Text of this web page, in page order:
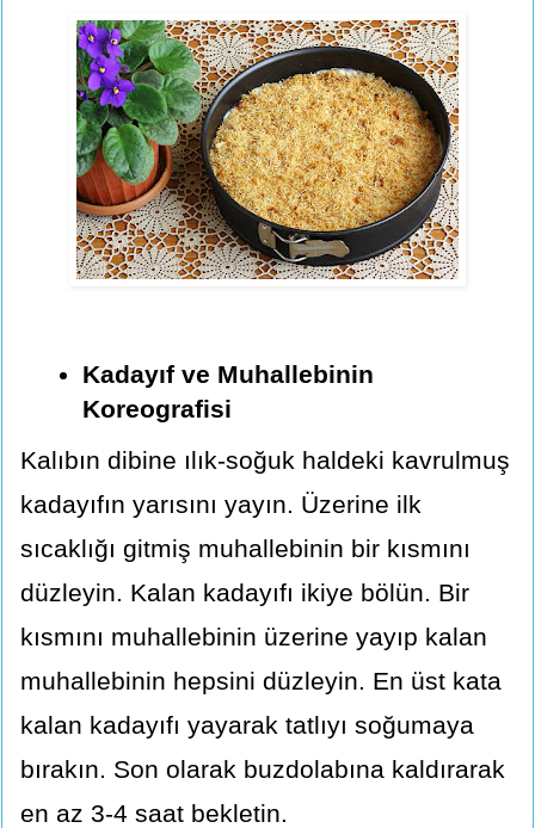
Kadayıf ve Muhallebinin
Koreografisi
Kalıbın dibine ılık-soğuk haldeki kavrulmuş
kadayıfın yarısını yayın. Üzerine ilk
sıcaklığı gitmiş muhallebinin bir kısmını
düzleyin. Kalan kadayıfı ikiye bölün. Bir
kısmını muhallebinin üzerine yayıp kalan
muhallebinin hepsini düzleyin. En üst kata
kalan kadayıfı yayarak tatlıyı soğumaya
bırakın. Son olarak buzdolabına kaldırarak
en az 3-4 saat bekletin.